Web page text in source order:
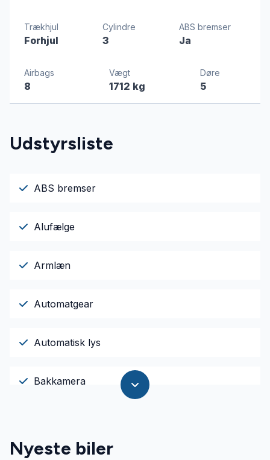
Trækhjul
Forhjul
Cylindre
3
ABS bremser
Ja
Airbags
8
Vægt
1712 kg
Døre
5
Udstyrsliste
ABS bremser
Alufælge
Armlæn
Automatgear
Automatisk lys
Bakkamera
Nyeste biler